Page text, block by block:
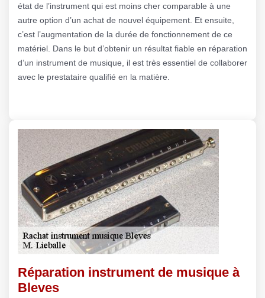
état de l’instrument qui est moins cher comparable à une
autre option d’un achat de nouvel équipement. Et ensuite,
c’est l’augmentation de la durée de fonctionnement de ce
matériel. Dans le but d’obtenir un résultat fiable en réparation
d’un instrument de musique, il est très essentiel de collaborer
avec le prestataire qualifié en la matière.
Réparation instrument de musique à
Bleves